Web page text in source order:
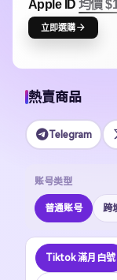
X / Twitter 會員
立即自助代儲
熱賣商品
Telegram
账号类型
普通账号 跨
Tiktok 滿月白號